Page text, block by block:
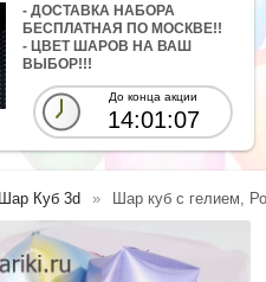
- ДОСТАВКА НАБОРА
БЕСПЛАТНАЯ ПО МОСКВЕ!!
- ЦВЕТ ШАРОВ НА ВАШ
ВЫБОР!!!
До конца акции
14:01:05
Шар Куб 3d Шар куб с гелием,